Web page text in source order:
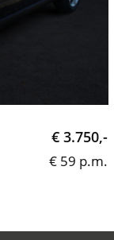
€ 3.750,-
€ 59 p.m.